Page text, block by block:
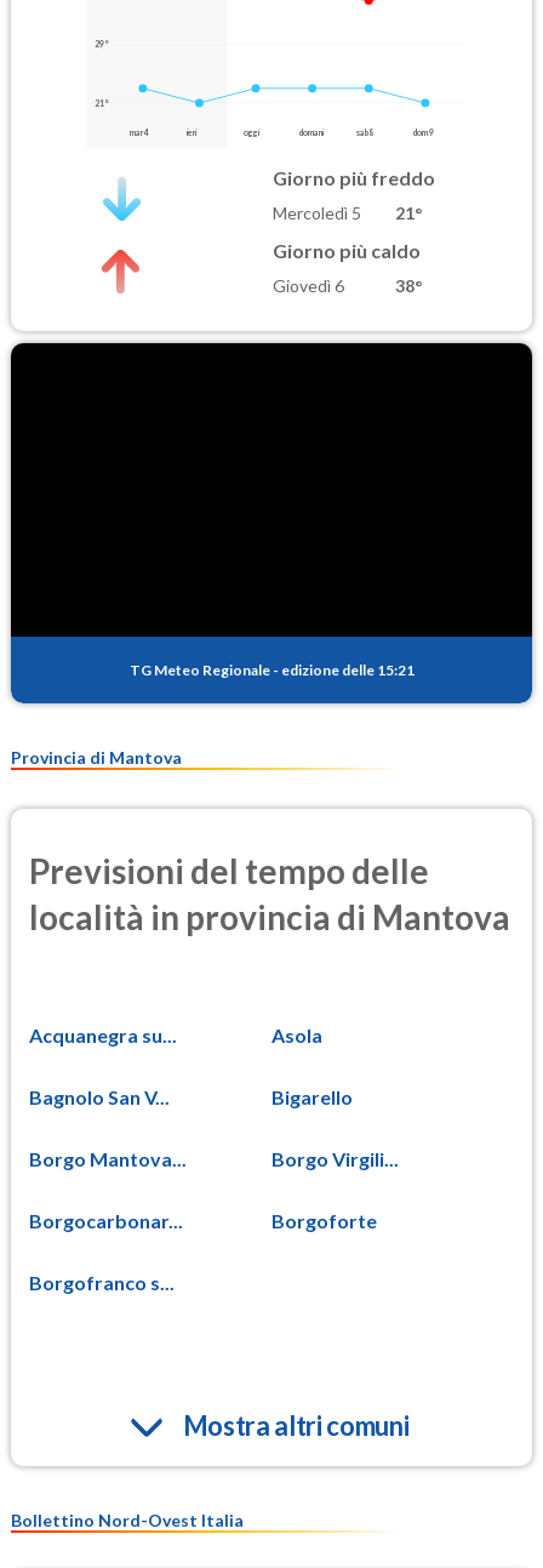
29°
21°
mar 4 ieri oggi domani sab 8 dom 9
Giorno più freddo
Mercoledì 5 21°
Giorno più caldo
Giovedì 6 38°
TG Meteo Regionale - edizione delle 15:21
Provincia di Mantova
Previsioni del tempo delle
località in provincia di Mantova
Acquanegra su... Asola
Bagnolo San V... Bigarello
Borgo Mantova... Borgo Virgili...
Borgocarbonar... Borgoforte
Borgofranco s...
Mostra altri comuni
Bollettino Nord-Ovest Italia